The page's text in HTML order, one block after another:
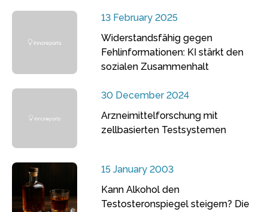
13 February 2025
Widerstandsfähig gegen
Fehlinformationen: KI stärkt den
sozialen Zusammenhalt
30 December 2024
Arzneimittelforschung mit
zellbasierten Testsystemen
15 January 2003
Kann Alkohol den
Testosteronspiegel steigern? Die